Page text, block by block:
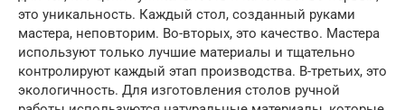
это уникальность. Каждый стол, созданный руками
мастера, неповторим. Во-вторых, это качество. Мастера
используют только лучшие материалы и тщательно
контролируют каждый этап производства. В-третьих, это
экологичность. Для изготовления столов ручной